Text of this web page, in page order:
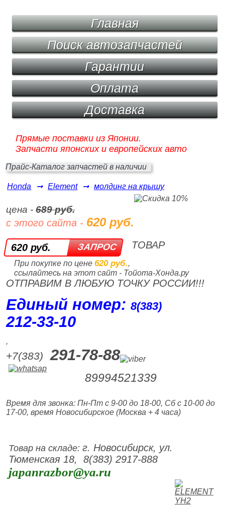
Главная
Поиск автозапчастей
Гарантии
Оплата
Доставка
Прямые поставки из Японии.
Запчасти японских и европейских авто
Прайс-Каталог запчастей в наличии
Honda ➞ Element ➞ молдинг на крышу
цена -689 руб.
с этого сайта - 620 руб.
620 руб.
При покупке по цене 620 руб.,
ссылайтесь на этот сайт - Тойота-Хонда.ру
ТОВАР
ОТПРАВИМ В ЛЮБУЮ ТОЧКУ РОССИИ!!!
Единый номер:8(383)
212‑33‑10
,
+7(383) 291-78-88
89994521339
Время для звонка: Пн-Пт с 9-00 до 18-00, Сб с 10-00 до
17-00, время Новосибирское (Москва + 4 часа)
Товар на складе:г. Новосибирск, ул.
Тюменская 18, 8(383) 2917-888
japanrazbor@ya.ru